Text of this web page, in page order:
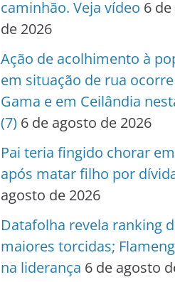
caminhão. Veja vídeo 6
de 2026
Ação de acolhimento à
em situação de rua
Gama e em Ceilândia
(7) 6 de agosto de 2026
Pai teria fingido chorar
após matar filho por
agosto de 2026
Datafolha revela ranking
maiores torcidas;
na liderança 6 de agosto